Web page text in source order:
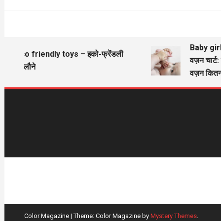
Eco friendly toys – इको-फ्रेंडली
खिलौने
Baby
वज़न
वज़न
Color Magazine |Theme: Color Magazine by Mystery Themes.